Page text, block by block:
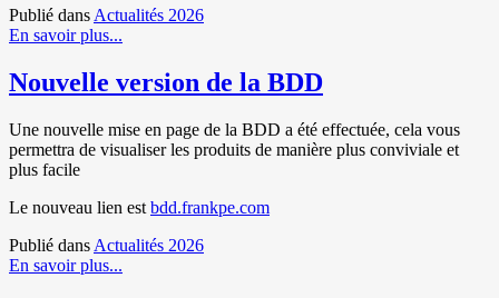
Publié dans Actualités 2026
En savoir plus...
Nouvelle version de la BDD
Une nouvelle mise en page de la BDD a été effectuée, cela vous
permettra de visualiser les produits de manière plus conviviale et
plus facile
Le nouveau lien est bdd.frankpe.com
Publié dans Actualités 2026
En savoir plus...